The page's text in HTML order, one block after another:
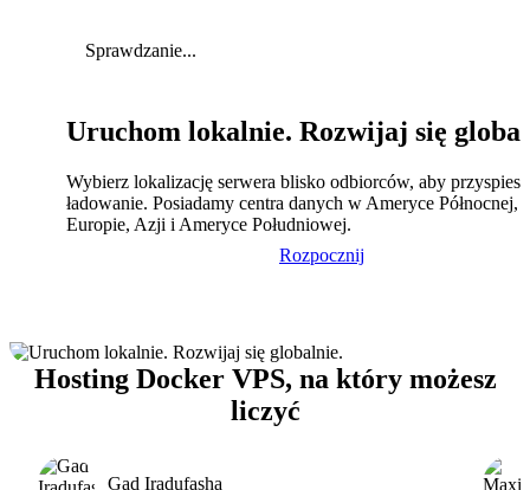
Sprawdzanie...
Uruchom lokalnie. Rozwijaj się
Wybierz lokalizację serwera blisko odbiorców, aby
ładowanie. Posiadamy centra danych w Ameryce Północnej,
Europie, Azji i Ameryce Południowej.
Rozpocznij
Hosting Docker VPS, na który możesz
liczyć
Gad Iradufasha